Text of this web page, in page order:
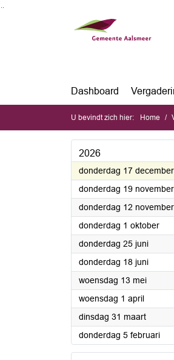
Dashboard
U bevindt zich hier: Home
2026
donderdag 17 december
donderdag 19 november
donderdag 12 november
donderdag 1 oktober2026
donderdag 25 juni2026
donderdag 18 juni2026
woensdag 13 mei2026
woensdag 1 april2026
dinsdag 31 maart2026
donderdag 5 februari2026